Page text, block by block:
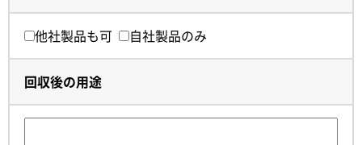
他社製品も可 自社製品のみ
回収後の用途